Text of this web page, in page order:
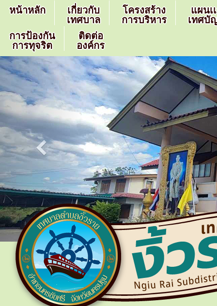
หน้าหลัก
เกี่ยวกับ
เทศบาล
โครงสร้าง
การบริหาร
แผนเ
เทศบั
การป้องกัน
การทุจริต
ติดต่อ
องค์กร